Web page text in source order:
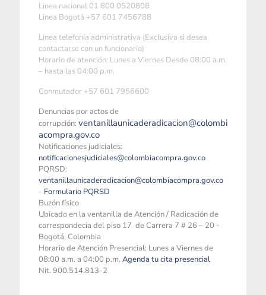
Linea nacional 01 800 0520808
Linea Bogotá +57 601 7456788
Linea telefonía administrativa (Exclusiva si desea
contactarse con un funcionario)
Horario de atención: Lunes a Viernes Desde 08:00 a.m.
– hasta las 04:00 p.m.
Conmutador +57 601 7956600
Denuncias por actos de
corrupción: ventanillaunicaderadicacion@colombi
acompra.gov.co
Notificaciones judiciales:
notificacionesjudiciales@colombiacompra.gov.co
PQRSD:
ventanillaunicaderadicacion@colombiacompra.gov.co
- Formulario PQRSD
Buzón físico
Ubicado en la ventanilla de Atención / Radicación de
correspondecia del piso 17 de Carrera 7 # 26 – 20 -
Bogotá, Colombia
Horario de Atención Presencial: Lunes a Viernes de
08:00 a.m. a 04:00 p.m. Agenda tu cita presencial
Nit. 900.514.813-2